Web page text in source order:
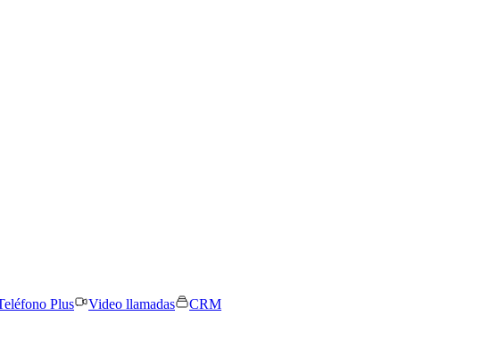
Plus Video llamadas
CRM